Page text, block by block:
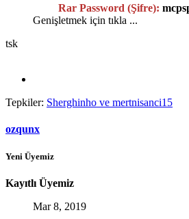
Rar Password (Şifre):
Genişletmek için tıkla ...
tsk
Tepkiler: Sherghinho ve mertnisanci15
ozqunx
Yeni Üyemiz
Kayıtlı Üyemiz
Mar 8, 2019